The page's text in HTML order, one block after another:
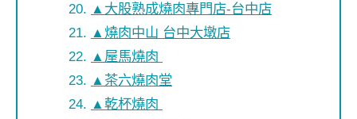
▲大股熟成燒肉專門店-台中店
▲燒肉中山 台中大墩店
▲屋馬燒肉
▲茶六燒肉堂
▲乾杯燒肉